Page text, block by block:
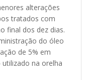
alterações
tratados com
final dos dez dias.
do óleo
de 5% em
na orelha